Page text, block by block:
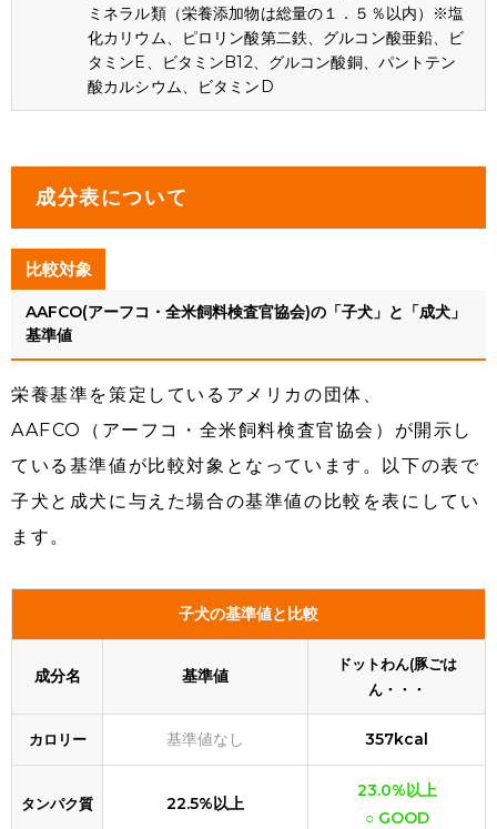
ミネラル類（栄養添加物は総量の１．５％以内）※塩
化カリウム、ピロリン酸第二鉄、グルコン酸亜鉛、ビ
タミンE、ビタミンB12、グルコン酸銅、パントテン
酸カルシウム、ビタミンD
成分表について
比較対象
AAFCO(アーフコ・全米飼料検査官協会)の「子犬」と「成犬」
基準値
栄養基準を策定しているアメリカの団体、
AAFCO（アーフコ・全米飼料検査官協会）が開示し
ている基準値が比較対象となっています。以下の表で
子犬と成犬に与えた場合の基準値の比較を表にしてい
ます。
子犬の基準値と比較
成分名 基準値
ドットわん(豚ごは
ん・・・
カロリー 基準値なし 357kcal
タンパク質 22.5%以上
23.0%以上
○ GOOD